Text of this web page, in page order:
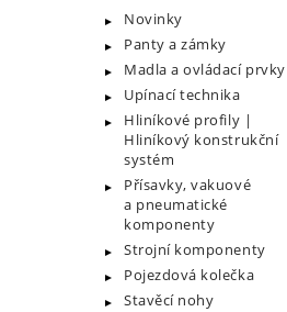
Novinky
Panty a zámky
Madla a ovládací prvky
Upínací technika
Hliníkové profily |
Hliníkový konstrukční
systém
Přísavky, vakuové
a pneumatické
komponenty
Strojní komponenty
Pojezdová kolečka
Stavěcí nohy